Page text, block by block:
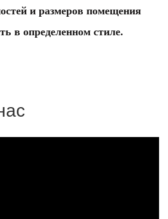
и размеров помещения
в определенном стиле.